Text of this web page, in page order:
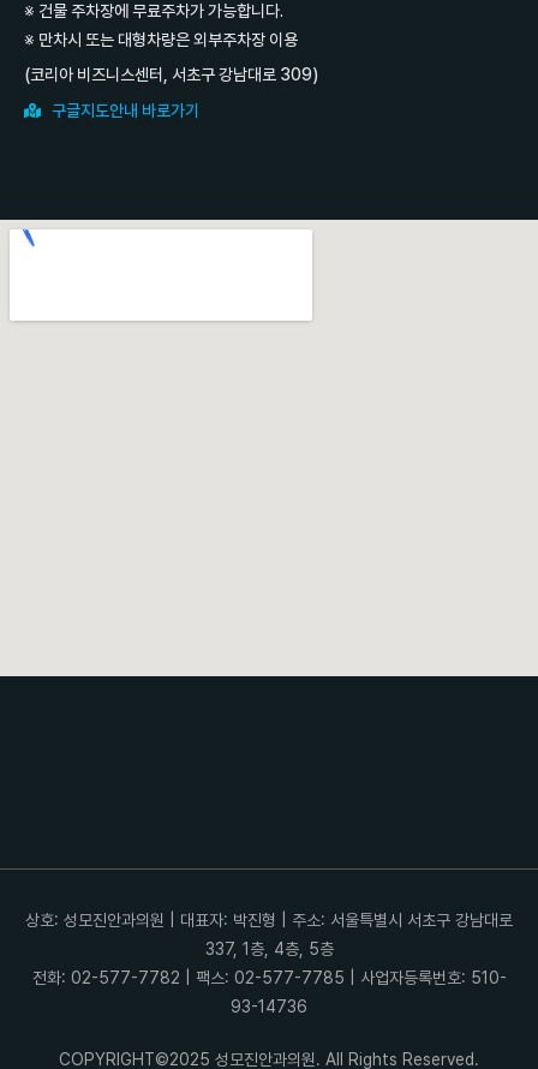
※ 건물 주차장에 무료주차가 가능합니다.
※ 만차시 또는 대형차량은 외부주차장 이용
(코리아 비즈니스센터, 서초구 강남대로 309)
구글지도안내 바로가기
상호: 성모진안과의원 | 대표자: 박진형 | 주소: 서울특별시 서초구 강남대로
337, 1층, 4층, 5층
전화: 02-577-7782 | 팩스: 02-577-7785 | 사업자등록번호: 510-
93-14736
COPYRIGHT©2025 성모진안과의원. All Rights Reserved.